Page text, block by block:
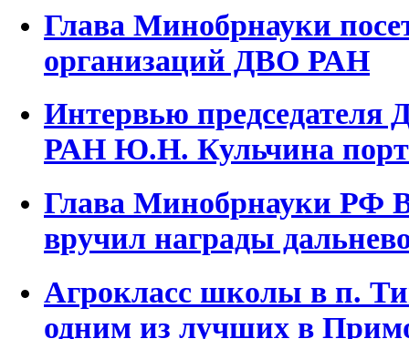
Глава Минобрнауки
организаций ДВО РАН
Интервью
РАН Ю.Н. Кульчина
Глава Минобрнауки РФ
вручил награды
Агрокласс школы в п.
одним из лучших в